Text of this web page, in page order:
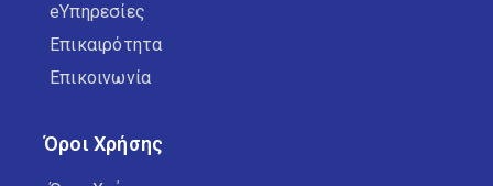
eΥπηρεσίες
Επικαιρότητα
Επικοινωνία
Όροι Χρήσης